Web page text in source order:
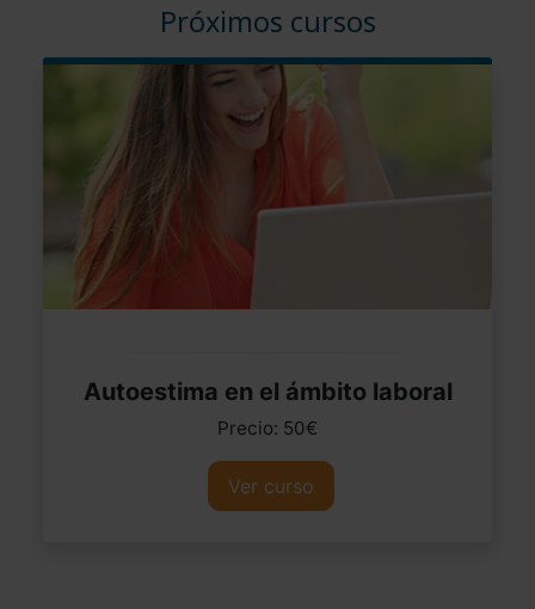
Próximos cursos
Autoestima en el ámbito laboral
Precio: 50€
Ver curso